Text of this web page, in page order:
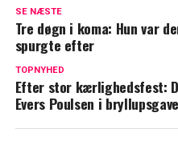
Så meget tjener
SE NÆSTE
Tre døgn i koma: Hun var
spurgte efter
TOPNYHED
Efter stor kærlighedsfest:
Evers Poulsen i bryllupsgave